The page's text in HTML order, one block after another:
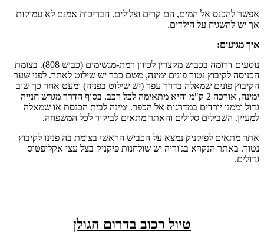
אפשר להכנס אל המים, הם קרים וצלולים. הבריכות אמנם לא עמוקות
אך יש להשגיח על הילדים.
איך מגיעים:
נוסעים דרומה בכביש מקצרין לכיוון רמת-מגשימים (כביש 808). בצומת
הכניסה לקיבוץ נטור פונים ימינה, משם כבר יש שילוט לאתר. לפני שער
הקיבוץ פונים שמאלה בדרך עפר (יש שילוט בפניה) ומעט אחר כך שוב
ימינה, אורכה 2 ק"מ והיא מתאימה לכל רכב. בסוף הדרך מגרש חנייה
גדול וממנו יורדים במדרגות אל הכפר. ימינה לבית הכנסת או שמאלה
למעיין. השבילים סלולים והאתר מתאים לביקור לכל המשפחה.
אתר מתאים לפיקניק נמצא על הכביש הראשי בצומת בה פנינו לקיבוץ
נטור. באתר הנקרא בג'וריה יש שולחנות פיקניק בצל עצי אקליפטוס
גדולים.
טיול רכוב בדרום הגולן